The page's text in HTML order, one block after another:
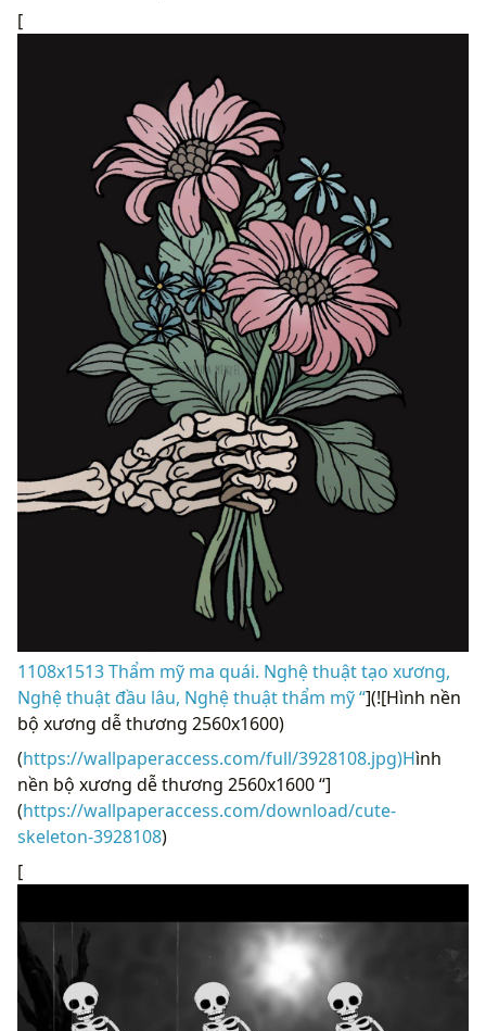
[
1108x1513 Thẩm mỹ ma quái. Nghệ thuật tạo xương,
Nghệ thuật đầu lâu, Nghệ thuật thẩm mỹ “](![Hình nền
bộ xương dễ thương 2560x1600)
(https://wallpaperaccess.com/full/3928108.jpg)Hình
nền bộ xương dễ thương 2560x1600 “]
(https://wallpaperaccess.com/download/cute-
skeleton-3928108)
[